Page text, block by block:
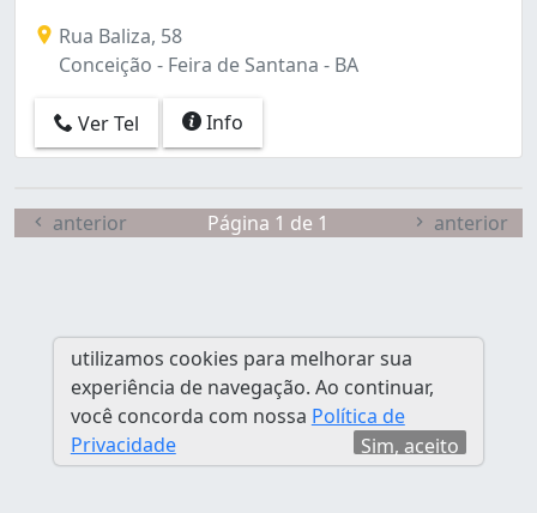
Rua Baliza, 58
Conceição - Feira de Santana - BA
Ver Tel Info
anterior Página 1 de 1 anterior
utilizamos cookies para melhorar sua
experiência de navegação. Ao continuar,
você concorda com nossa Política de
Privacidade
Sim, aceito